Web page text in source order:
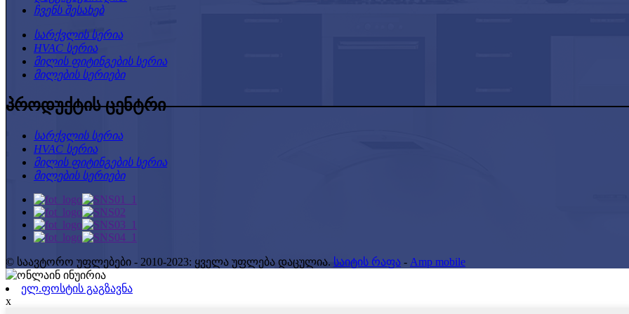
ჩვენს შესახებ
სარქვლის სერია
HVAC სერია
მილის ფიტინგების სერია
მილების სერიები
პროდუქტის ცენტრი
სარქვლის სერია
HVAC სერია
მილის ფიტინგების სერია
მილების სერიები
© საავტორო უფლებები - 2010-2023: ყველა უფლება დაცულია. საიტის რაფა - Amp mobile
ელ.ფოსტის გაგზავნა
x